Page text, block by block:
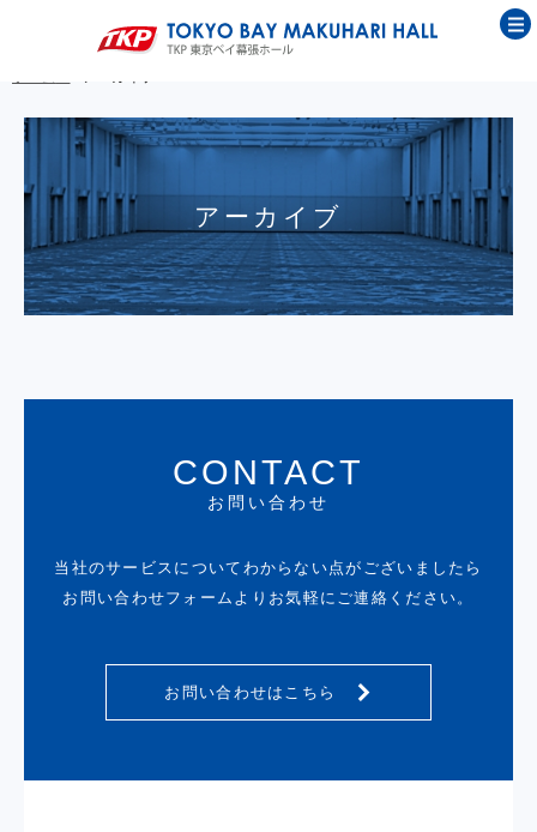
アーカイブ
CONTACT
お問い合わせ
当社のサービスについてわからない点がございましたら
お問い合わせフォームよりお気軽にご連絡ください。
お問い合わせはこちら